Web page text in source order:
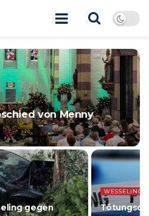
von Menny
gegen
WESSELING